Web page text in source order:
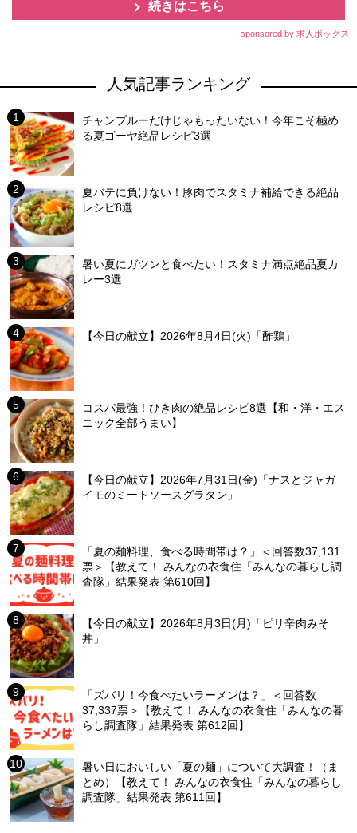
続きはこちら
sponsored by 求人ボックス
人気記事ランキング
チャンプルーだけじゃもったいない！今年こそ極め
る夏ゴーヤ絶品レシピ3選
夏バテに負けない！豚肉でスタミナ補給できる絶品
レシピ8選
暑い夏にガツンと食べたい！スタミナ満点絶品夏カ
レー3選
【今日の献立】2026年8月4日(火)「酢鶏」
コスパ最強！ひき肉の絶品レシピ8選【和・洋・エス
ニック全部うまい】
【今日の献立】2026年7月31日(金)「ナスとジャガ
イモのミートソースグラタン」
「夏の麺料理、食べる時間帯は？」＜回答数37,131
票＞【教えて！ みんなの衣食住「みんなの暮らし調
査隊」結果発表 第610回】
【今日の献立】2026年8月3日(月)「ピリ辛肉みそ
丼」
「ズバリ！今食べたいラーメンは？」＜回答数
37,337票＞【教えて！ みんなの衣食住「みんなの暮
らし調査隊」結果発表 第612回】
暑い日においしい「夏の麺」について大調査！（ま
とめ）【教えて！ みんなの衣食住「みんなの暮らし
調査隊」結果発表 第611回】